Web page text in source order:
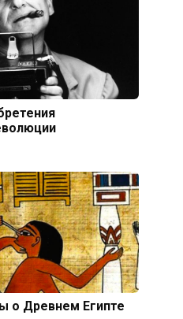
о Древнем Египте